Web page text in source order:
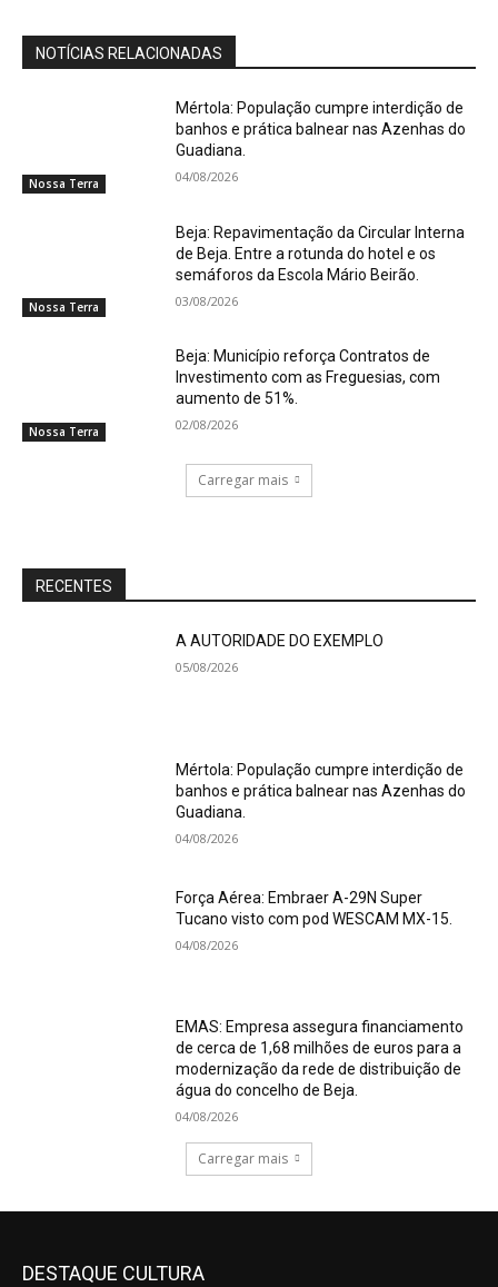
NOTÍCIAS RELACIONADAS
Nossa Terra
Mértola: População cumpre interdição de
banhos e prática balnear nas Azenhas do
Guadiana.
04/08/2026
Nossa Terra
Beja: Repavimentação da Circular Interna
de Beja. Entre a rotunda do hotel e os
semáforos da Escola Mário Beirão.
03/08/2026
Nossa Terra
Beja: Município reforça Contratos de
Investimento com as Freguesias, com
aumento de 51%.
02/08/2026
Carregar mais
RECENTES
A AUTORIDADE DO EXEMPLO
05/08/2026
Mértola: População cumpre interdição de
banhos e prática balnear nas Azenhas do
Guadiana.
04/08/2026
Força Aérea: Embraer A-29N Super
Tucano visto com pod WESCAM MX-15.
04/08/2026
EMAS: Empresa assegura financiamento
de cerca de 1,68 milhões de euros para a
modernização da rede de distribuição de
água do concelho de Beja.
04/08/2026
Carregar mais
DESTAQUE CULTURA